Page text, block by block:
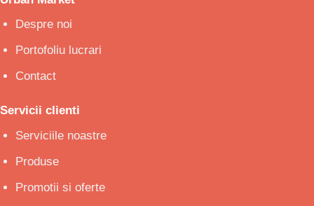
Despre noi
Portofoliu lucrari
Contact
Servicii clienti
Serviciile noastre
Produse
Promotii si oferte